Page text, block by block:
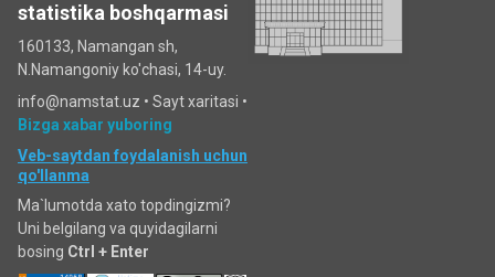
statistika boshqarmasi
160133, Namangan sh,
N.Namangoniy ko'chasi, 14-uy.
info@namstat.uz • Sayt xaritasi •
Bizga xabar yuboring
Veb-saytdan foydalanish uchun
qo'llanma
Ma`lumotda xato topdingizmi?
Uni belgilang va quyidagilarni
bosing Ctrl + Enter